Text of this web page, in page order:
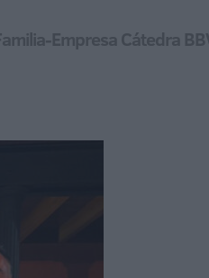
Empresa Cátedra